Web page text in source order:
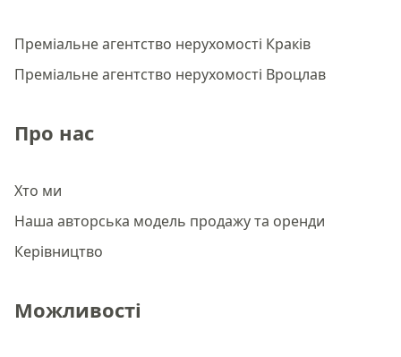
Преміальне агентство нерухомості Краків
Преміальне агентство нерухомості Вроцлав
Про нас
Хто ми
Наша авторська модель продажу та оренди
Керівництво
Можливості